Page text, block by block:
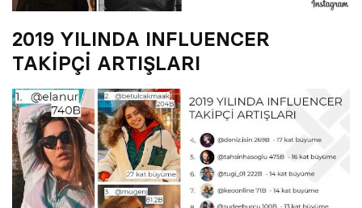
2019 YILINDA INFLUENCER
TAKİPÇİ ARTIŞLARI